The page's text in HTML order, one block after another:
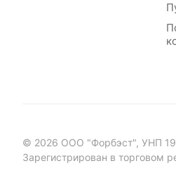
© 2026 ООО "Форбэст", УНП
Зарегистрирован в торговом